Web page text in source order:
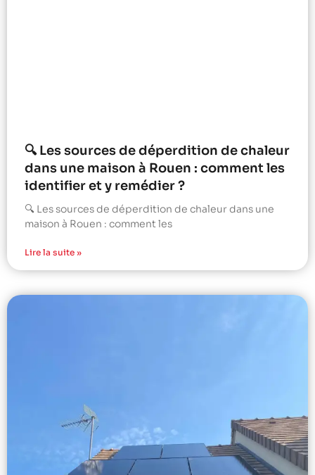
🔍 Les sources de déperdition de chaleur
dans une maison à Rouen : comment les
identifier et y remédier ?
🔍 Les sources de déperdition de chaleur dans une
maison à Rouen : comment les
Lire la suite »